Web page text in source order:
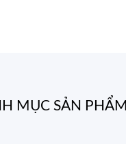
MỤC SẢN PHẨM